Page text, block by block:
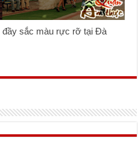
đầy sắc màu rực rỡ tại Đà